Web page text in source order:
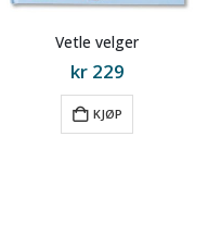
Vetle velger
kr229
KJØP